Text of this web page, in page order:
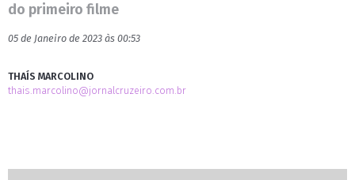
do primeiro filme
05 de Janeiro de 2023 às 00:53
THAÍS MARCOLINO
thais.marcolino@jornalcruzeiro.com.br